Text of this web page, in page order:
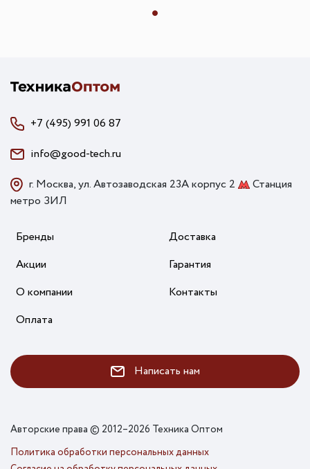
+7 (495) 991 06 87
info@good-tech.ru
г. Москва, ул. Автозаводская 23А корпус 2
Станция
метро ЗИЛ
Бренды
Акции
О компании
Оплата
Доставка
Гарантия
Контакты
Написать нам
Авторские права © 2012–2026 Техника Оптом
Политика обработки персональных данных